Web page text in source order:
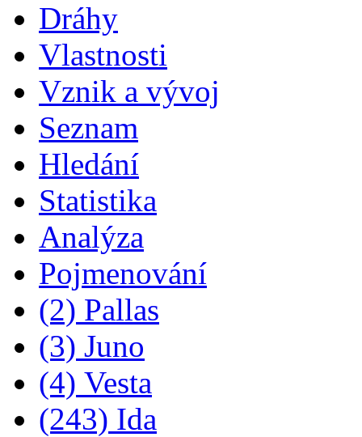
Dráhy
Vlastnosti
Vznik a vývoj
Seznam
Hledání
Statistika
Analýza
Pojmenování
(2) Pallas
(3) Juno
(4) Vesta
(243) Ida